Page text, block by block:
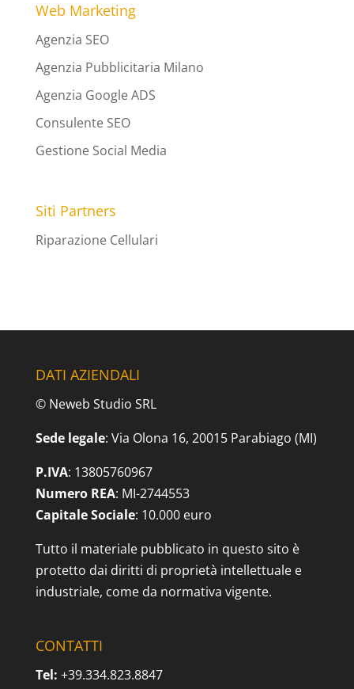
Web Marketing
Agenzia SEO
Agenzia Pubblicitaria Milano
Agenzia Google ADS
Consulente SEO
Gestione Social Media
Siti Partners
Riparazione Cellulari
DATI AZIENDALI
© Neweb Studio SRL
Sede legale: Via Olona 16, 20015 Parabiago (MI)
P.IVA: 13805760967
Numero REA: MI-2744553
Capitale Sociale: 10.000 euro
Tutto il materiale pubblicato in questo sito è
protetto dai diritti di proprietà intellettuale e
industriale, come da normativa vigente.
CONTATTI
Tel: +39.334.823.8847